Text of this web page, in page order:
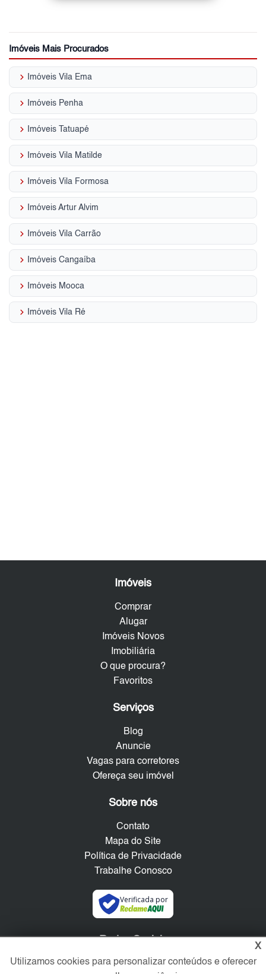
Imóveis Mais Procurados
keyboard_arrow_right Imóveis Vila Ema
keyboard_arrow_right Imóveis Penha
keyboard_arrow_right Imóveis Tatuapé
keyboard_arrow_right Imóveis Vila Matilde
keyboard_arrow_right Imóveis Vila Formosa
keyboard_arrow_right Imóveis Artur Alvim
keyboard_arrow_right Imóveis Vila Carrão
keyboard_arrow_right Imóveis Cangaíba
keyboard_arrow_right Imóveis Mooca
keyboard_arrow_right Imóveis Vila Ré
Imóveis
Comprar
Alugar
Imóveis Novos
Imobiliária
O que procura?
Favoritos
Serviços
Blog
Anuncie
Vagas para corretores
Ofereça seu imóvel
Sobre nós
Contato
Mapa do Site
Política de Privacidade
Trabalhe Conosco
Verificada por
Redes Sociais
X
Utilizamos cookies para personalizar conteúdos e oferecer